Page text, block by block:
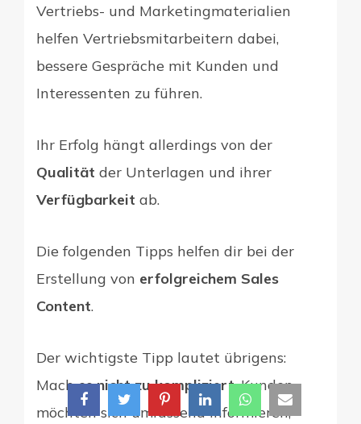
Vertriebs- und Marketingmaterialien
helfen Vertriebsmitarbeitern dabei,
bessere Gespräche mit Kunden und
Interessenten zu führen.
Ihr Erfolg hängt allerdings von der
Qualität der Unterlagen und ihrer
Verfügbarkeit ab.
Die folgenden Tipps helfen dir bei der
Erstellung von erfolgreichem Sales
Content.
Der wichtigste Tipp lautet übrigens:
Mach esnicht zu kompliziert. Kunden
möchten sich umfassend informieren,